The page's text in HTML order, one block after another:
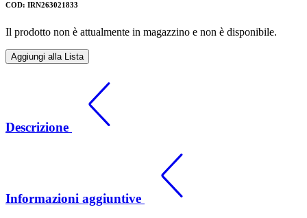
COD: IRN263021833
Il prodotto non è attualmente in magazzino e non è disponibile.
Aggiungi alla Lista
Descrizione
Informazioni aggiuntive